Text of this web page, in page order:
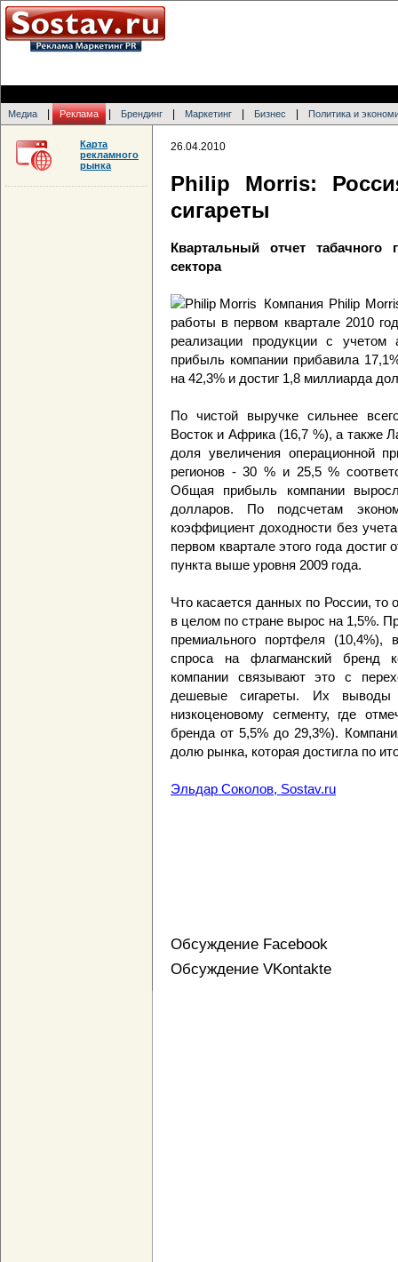
Медиа Реклама Брендинг Маркетинг Бизнес Политика и
26.04.2010
Philip Morris:
сигареты
Квартальный отчет табачного
сектора
Компания Philip
работы в первом квартале 2010
реализации продукции с учетом
прибыль компании прибавила
на 42,3% и достиг 1,8 миллиарда
По чистой выручке сильнее
Восток и Африка (16,7 %), а также
доля увеличения операционной
регионов - 30 % и 25,5 %
Общая прибыль компании
долларов. По подсчетам
коэффициент доходности без
первом квартале этого года
пункта выше уровня 2009 года.
Что касается данных по России, то
в целом по стране вырос на 1,5%.
премиального портфеля (10,4%),
спроса на флагманский бренд
компании связывают это с
дешевые сигареты. Их
низкоценовому сегменту, где
бренда от 5,5% до 29,3%).
долю рынка, которая достигла по
Эльдар Соколов, Sostav.ru
Обсуждение Facebook
Обсуждение VKontakte
Карта
рекламного
рынка